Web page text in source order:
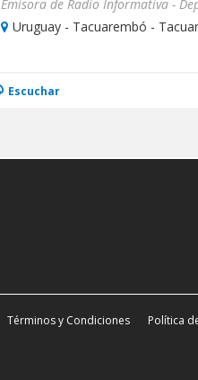
Emisora de Radio Informativa -
Uruguay - Tacuarembó -
Escuchar
Términos y Condiciones Política